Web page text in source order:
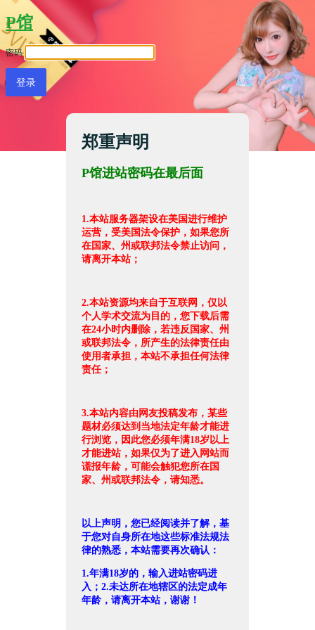
P馆
密码
郑重声明
P馆进站密码在最后面
1.本站服务器架设在美国进行维护
运营，受美国法令保护，如果您所
在国家、州或联邦法令禁止访问，
请离开本站；
2.本站资源均来自于互联网，仅以
个人学术交流为目的，您下载后需
在24小时内删除，若违反国家、州
或联邦法令，所产生的法律责任由
使用者承担，本站不承担任何法律
责任；
3.本站内容由网友投稿发布，某些
题材必须达到当地法定年龄才能进
行浏览，因此您必须年满18岁以上
才能进站，如果仅为了进入网站而
谎报年龄，可能会触犯您所在国
家、州或联邦法令，请知悉。
以上声明，您已经阅读并了解，基
于您对自身所在地这些标准法规法
律的熟悉，本站需要再次确认：
1.年满18岁的，输入进站密码进
入；2.未达所在地辖区的法定成年
年龄，请离开本站，谢谢！